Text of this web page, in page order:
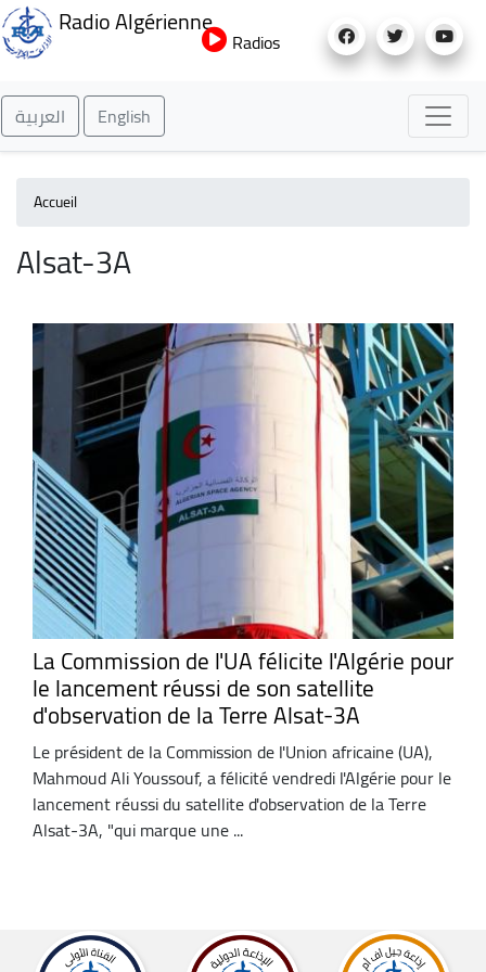
au
Radio Algérienne
Radios
العربية English
Accueil
Alsat-3A
La Commission de l'UA félicite l'Algérie pour
le lancement réussi de son satellite
d'observation de la Terre Alsat-3A
Le président de la Commission de l'Union africaine (UA),
Mahmoud Ali Youssouf, a félicité vendredi l'Algérie pour le
lancement réussi du satellite d'observation de la Terre
Alsat-3A, "qui marque une ...